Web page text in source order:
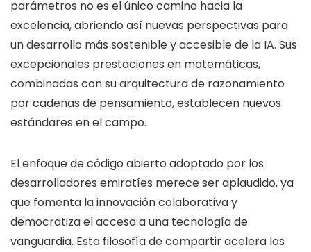
parámetros no es el único camino hacia la
excelencia, abriendo así nuevas perspectivas para
un desarrollo más sostenible y accesible de la IA. Sus
excepcionales prestaciones en matemáticas,
combinadas con su arquitectura de razonamiento
por cadenas de pensamiento, establecen nuevos
estándares en el campo.
El enfoque de código abierto adoptado por los
desarrolladores emiratíes merece ser aplaudido, ya
que fomenta la innovación colaborativa y
democratiza el acceso a una tecnología de
vanguardia. Esta filosofía de compartir acelera los